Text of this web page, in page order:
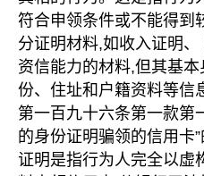
符合申领条件或不能得到
分证明材料,如收入证明
资信能力的材料,但其基
份、住址和户籍资料等信
第一百九十六条第一款第
的身份证明骗领的信用卡
证明是指行为人完全以虚